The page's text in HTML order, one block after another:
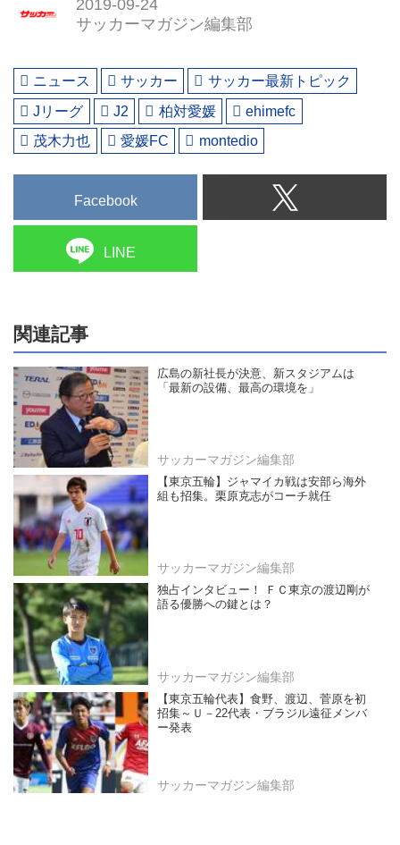
2019-09-24
サッカーマガジン編集部
ニュース サッカー
サッカー最新トピック
Jリーグ
J2 柏対愛媛
ehimefc
茂木力也
愛媛FC montedio
Facebook
LINE
関連記事
広島の新社長が決意、新スタジアムは
「最新の設備、最高の環境を」
サッカーマガジン編集部
【東京五輪】ジャマイカ戦は安部ら海外
組も招集。栗原克志がコーチ就任
サッカーマガジン編集部
独占インタビュー！ ＦＣ東京の渡辺剛が
語る優勝への鍵とは？
サッカーマガジン編集部
【東京五輪代表】食野、渡辺、菅原を初
招集～Ｕ－22代表・ブラジル遠征メンバ
ー発表
サッカーマガジン編集部